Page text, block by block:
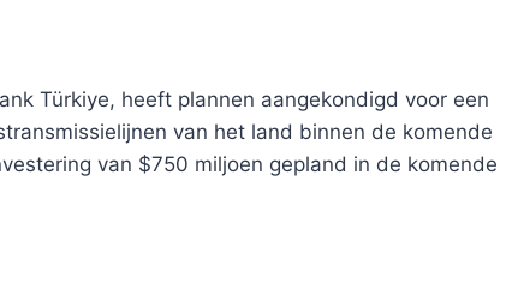
Türkiye, heeft plannen aangekondigd voor een
van het land binnen de komende
van $750 miljoen gepland in de komende